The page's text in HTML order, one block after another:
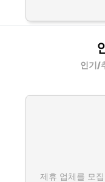
인기/
제휴 업체를 모